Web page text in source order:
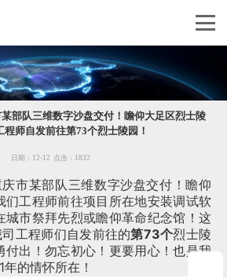
部队三维数字沙盘交付！瞻仰大足区烈士陵
程师自发前往第73个烈士陵园！
日期： 12-12 点击： 1832
市某部队三维数字沙盘交付！瞻仰
们工程师前往项目所在地安装调试软
城市祭拜先烈或瞻仰革命纪念馆！这
工程师们自发前往的第73个烈士陵
付出！勿忘初心！更要用心！也是我
的情怀所在！